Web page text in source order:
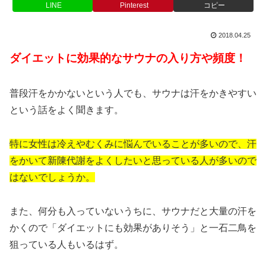
LINE Pinterest コピー
2018.04.25
ダイエットに効果的なサウナの入り方や頻度！
普段汗をかかないという人でも、サウナは汗をかきやすい
という話をよく聞きます。
特に女性は冷えやむくみに悩んでいることが多いので、汗
をかいて新陳代謝をよくしたいと思っている人が多いので
はないでしょうか。
また、何分も入っていないうちに、サウナだと大量の汗を
かくので「ダイエットにも効果がありそう」と一石二鳥を
狙っている人もいるはず。